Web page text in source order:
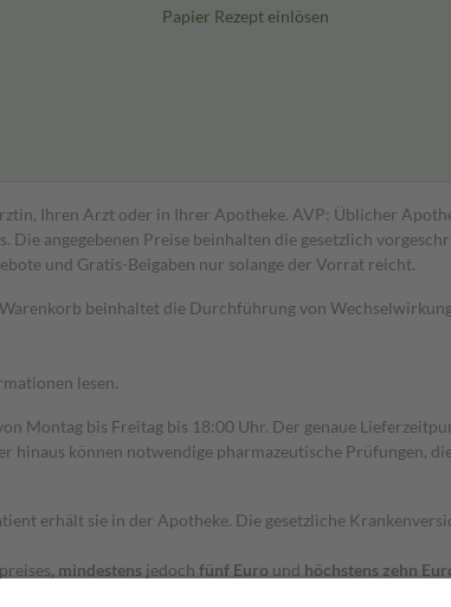
Papier Rezept einlösen
Ihren Arzt oder in Ihrer Apotheke. AVP: Üblicher
angegebenen Preise beinhalten die gesetzlich
und Gratis-Beigaben nur solange der Vorrat reicht.
beinhaltet die Durchführung von
lesen.
Montag bis Freitag bis 18:00 Uhr. Der genaue
können notwendige pharmazeutische Prüfungen,
erhält sie in der Apotheke. Die gesetzliche
mindestens jedoch fünf Euro und höchstens zehn